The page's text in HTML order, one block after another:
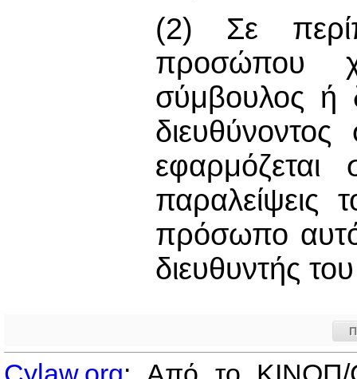
(2) Σε
προσώπου
σύμβουλος ή
πρόσωπο
διευθυντής